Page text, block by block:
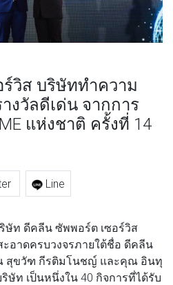
วิส บริษัททำความ
งวัลดีเด่น จากการ
แห่งชาติ ครั้งที่ 14
Line
ษัท ดีคลีน ซัพพอร์ต เซอร์วิส
อาดครบวงจรภายใต้ชื่อ ดีคลีน
สุขวัฑ กีรติมโนชญ์ และคุณ อินทุ
ษัท เป็นหนึ่งใน 40 กิจการที่ได้รับ